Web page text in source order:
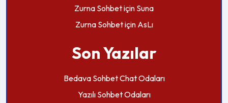
Zurna Sohbetiçin Suna
Zurna Sohbetiçin AsLı
Son Yazılar
Bedava Sohbet Chat Odaları
Yazılı Sohbet Odaları